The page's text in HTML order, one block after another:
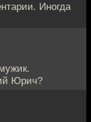
Иногда
Юрич?